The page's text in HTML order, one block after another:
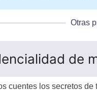
Otras
de
cuentes los secretos